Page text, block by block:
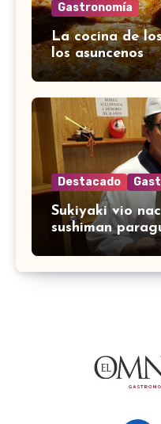
Gastronomía
La cocina de
los asuncenos
Destacado
Sukiyaki vio
sushiman